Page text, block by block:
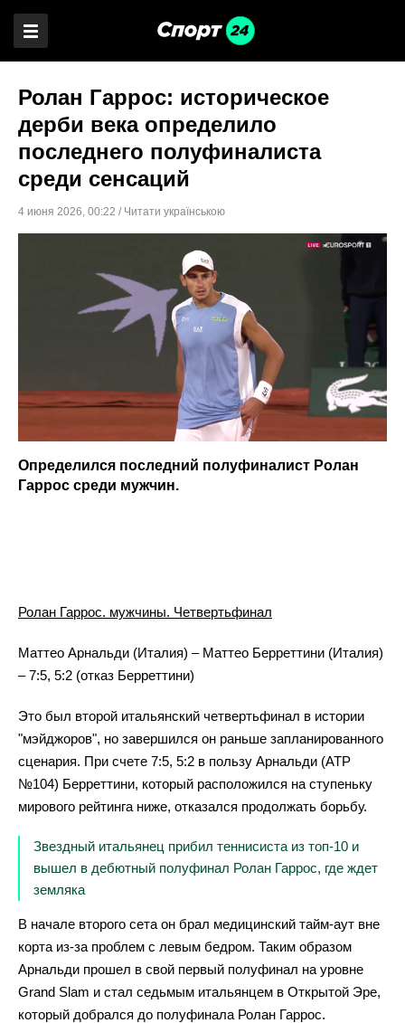
Ролан Гаррос: историческое
дерби века определило
последнего полуфиналиста
среди сенсаций
4 июня 2026, 00:22 / Читати українською
Определился последний полуфиналист Ролан
Гаррос среди мужчин.
Ролан Гаррос. мужчины. Четвертьфинал
Маттео Арнальди (Италия) – Маттео Берреттини (Италия)
– 7:5, 5:2 (отказ Берреттини)
Это был второй итальянский четвертьфинал в истории
"мэйджоров", но завершился он раньше запланированного
сценария. При счете 7:5, 5:2 в пользу Арнальди (ATP
№104) Берреттини, который расположился на ступеньку
мирового рейтинга ниже, отказался продолжать борьбу.
Звездный итальянец прибил теннисиста из топ-10 и
вышел в дебютный полуфинал Ролан Гаррос, где ждет
земляка
В начале второго сета он брал медицинский тайм-аут вне
корта из-за проблем с левым бедром. Таким образом
Арнальди прошел в свой первый полуфинал на уровне
Grand Slam и стал седьмым итальянцем в Открытой Эре,
который добрался до полуфинала Ролан Гаррос.